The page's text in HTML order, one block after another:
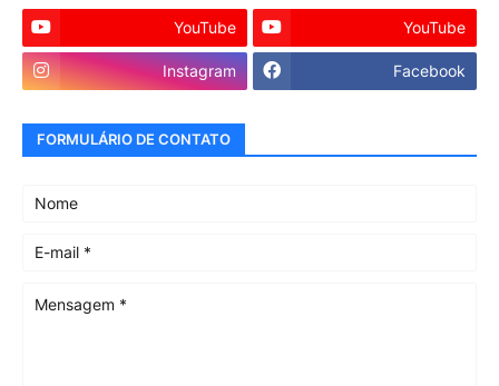
YouTube YouTube
Instagram Facebook
FORMULÁRIO DE CONTATO